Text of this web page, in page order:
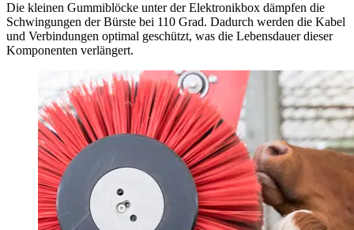
Die kleinen Gummiblöcke unter der Elektronikbox dämpfen die
Schwingungen der Bürste bei 110 Grad. Dadurch werden die Kabel
und Verbindungen optimal geschützt, was die Lebensdauer dieser
Komponenten verlängert.